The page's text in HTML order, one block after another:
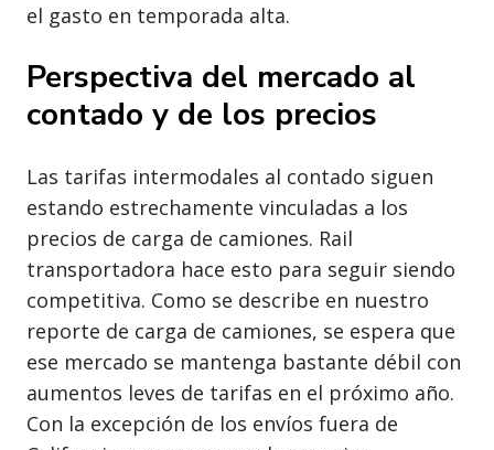
el gasto en temporada alta.
Perspectiva del mercado al
contado y de los precios
Las tarifas intermodales al contado siguen
estando estrechamente vinculadas a los
precios de carga de camiones. Rail
transportadora hace esto para seguir siendo
competitiva. Como se describe en nuestro
reporte de carga de camiones, se espera que
ese mercado se mantenga bastante débil con
aumentos leves de tarifas en el próximo año.
Con la excepción de los envíos fuera de